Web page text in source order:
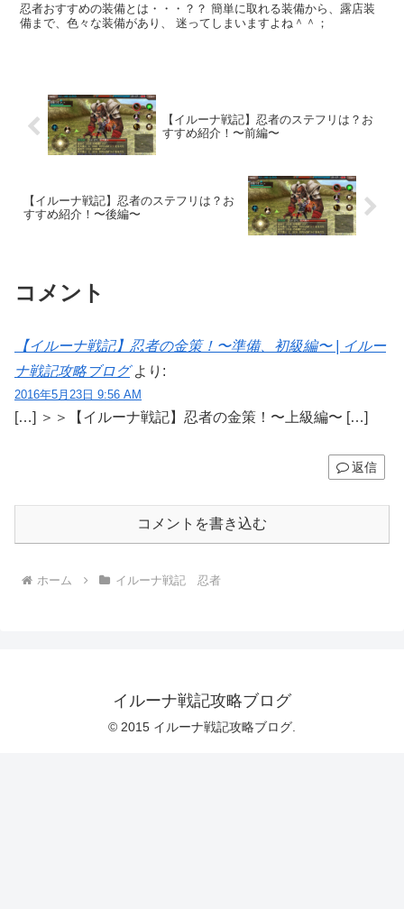
忍者おすすめの装備とは・・・？？ 簡単に取れる装備から、露店装
備まで、色々な装備があり、 迷ってしまいますよね＾＾；
【イルーナ戦記】忍者のステフリは？お
すすめ紹介！〜前編〜
【イルーナ戦記】忍者のステフリは？お
すすめ紹介！〜後編〜
コメント
【イルーナ戦記】忍者の金策！〜準備、初級編〜 | イルー
ナ戦記攻略ブログ より:
2016年5月23日 9:56 AM
[…] ＞＞【イルーナ戦記】忍者の金策！〜上級編〜 […]
返信
コメントを書き込む
ホーム イルーナ戦記 忍者
イルーナ戦記攻略ブログ
© 2015 イルーナ戦記攻略ブログ.